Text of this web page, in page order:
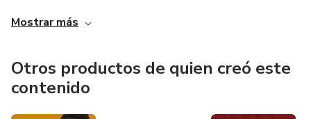
en lugar de depender de otros para maquillarse.
Mostrar más
Otros productos de quien creó este
contenido